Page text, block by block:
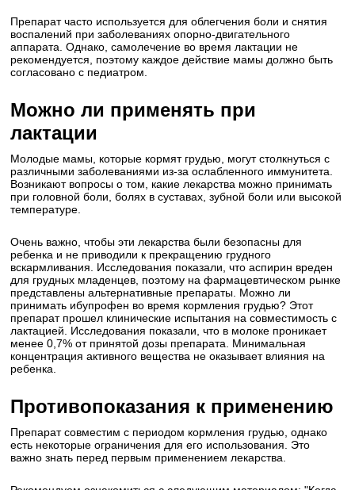
Препарат часто используется для облегчения боли и снятия
воспалений при заболеваниях опорно-двигательного
аппарата. Однако, самолечение во время лактации не
рекомендуется, поэтому каждое действие мамы должно быть
согласовано с педиатром.
Можно ли применять при
лактации
Молодые мамы, которые кормят грудью, могут столкнуться с
различными заболеваниями из-за ослабленного иммунитета.
Возникают вопросы о том, какие лекарства можно принимать
при головной боли, болях в суставах, зубной боли или высокой
температуре.
Очень важно, чтобы эти лекарства были безопасны для
ребенка и не приводили к прекращению грудного
вскармливания. Исследования показали, что аспирин вреден
для грудных младенцев, поэтому на фармацевтическом рынке
представлены альтернативные препараты. Можно ли
принимать ибупрофен во время кормления грудью? Этот
препарат прошел клинические испытания на совместимость с
лактацией. Исследования показали, что в молоке проникает
менее 0,7% от принятой дозы препарата. Минимальная
концентрация активного вещества не оказывает влияния на
ребенка.
Противопоказания к применению
Препарат совместим с периодом кормления грудью, однако
есть некоторые ограничения для его использования. Это
важно знать перед первым применением лекарства.